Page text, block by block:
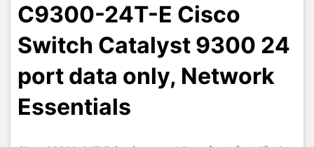
C9300-24T-E Cisco
Switch Catalyst 9300 24
port data only, Network
Essentials
⑤ Nguồn điện tùy chọn
⑥ Cung cấp điện hiệu quả cao
TIC.VN– Nhà phân phối và cung cấp giải pháp công nghệ uy tín
Laptop,Máy tính PC ,Máy chủ - Server